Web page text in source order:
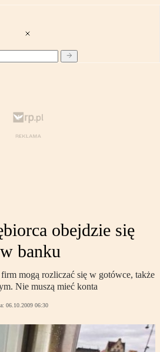
obejdzie się
banku
mogą rozliczać się w gotówce, także
Nie muszą mieć konta
06.10.2009 06:30